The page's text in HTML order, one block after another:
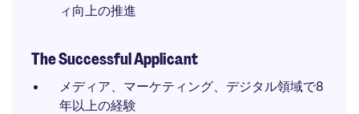
ィ向上の推進
The Successful Applicant
メディア、マーケティング、デジタル領域で8
年以上の経験